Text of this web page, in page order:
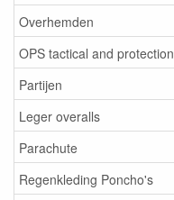
Overhemden
OPS tactical and protection
Partijen
Leger overalls
Parachute
Regenkleding Poncho's